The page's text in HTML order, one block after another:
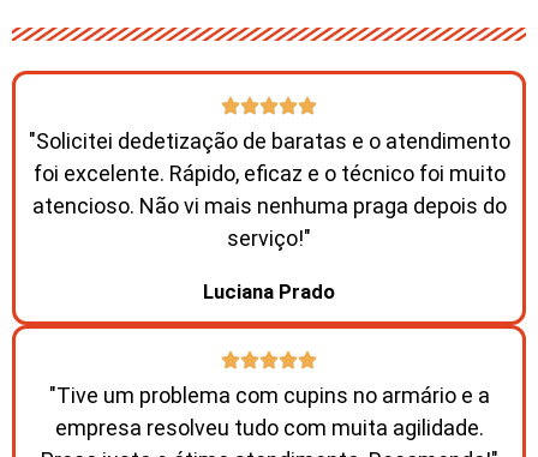
"Solicitei dedetização de baratas e o atendimento
foi excelente. Rápido, eficaz e o técnico foi muito
atencioso. Não vi mais nenhuma praga depois do
serviço!"
Luciana Prado
"Tive um problema com cupins no armário e a
empresa resolveu tudo com muita agilidade.